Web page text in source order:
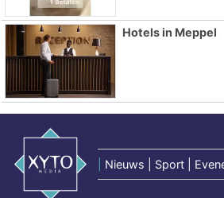
Hotels in Meppel
Nieuws | Sport |